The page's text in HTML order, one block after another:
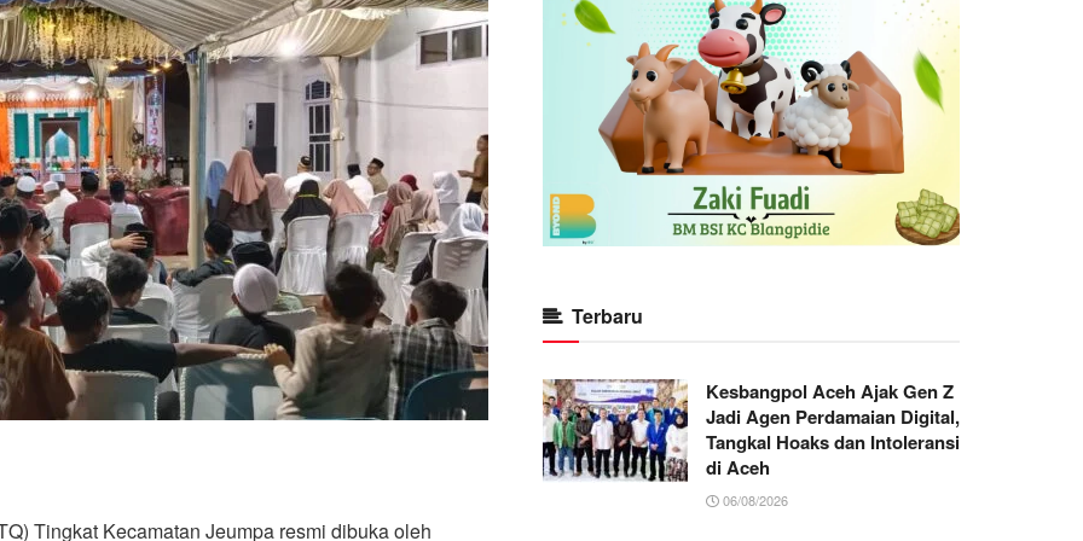
Tingkat Kecamatan Jeumpa resmi dibuka oleh
Terbaru
Kesbangpol Aceh Ajak Gen Z
Jadi Agen Perdamaian Digital,
Tangkal Hoaks dan Intoleransi
di Aceh
06/08/2026